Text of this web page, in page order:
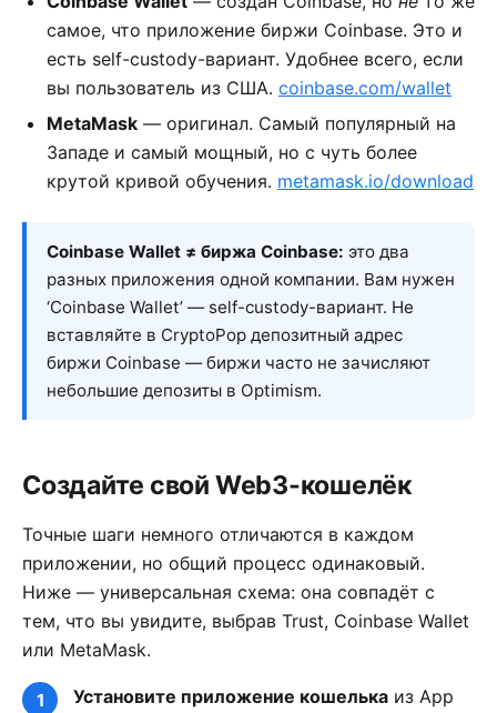
самое, что приложение биржи Coinbase. Это и
есть self-custody-вариант. Удобнее всего, если
вы пользователь из США. coinbase.com/wallet
MetaMask — оригинал. Самый популярный на
Западе и самый мощный, но с чуть более
крутой кривой обучения. metamask.io/download
Coinbase Wallet ≠ биржа Coinbase: это два
разных приложения одной компании. Вам нужен
‘Coinbase Wallet’ — self-custody-вариант. Не
вставляйте в CryptoPop депозитный адрес
биржи Coinbase — биржи часто не зачисляют
небольшие депозиты в Optimism.
Создайте свой Web3-кошелёк
Точные шаги немного отличаются в каждом
приложении, но общий процесс одинаковый.
Ниже — универсальная схема: она совпадёт с
тем, что вы увидите, выбрав Trust, Coinbase Wallet
или MetaMask.
Установите приложение кошелька из App